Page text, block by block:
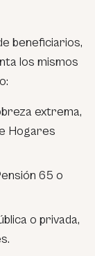
beneficiarios,
los mismos
extrema,
Hogares
65 o
o privada,